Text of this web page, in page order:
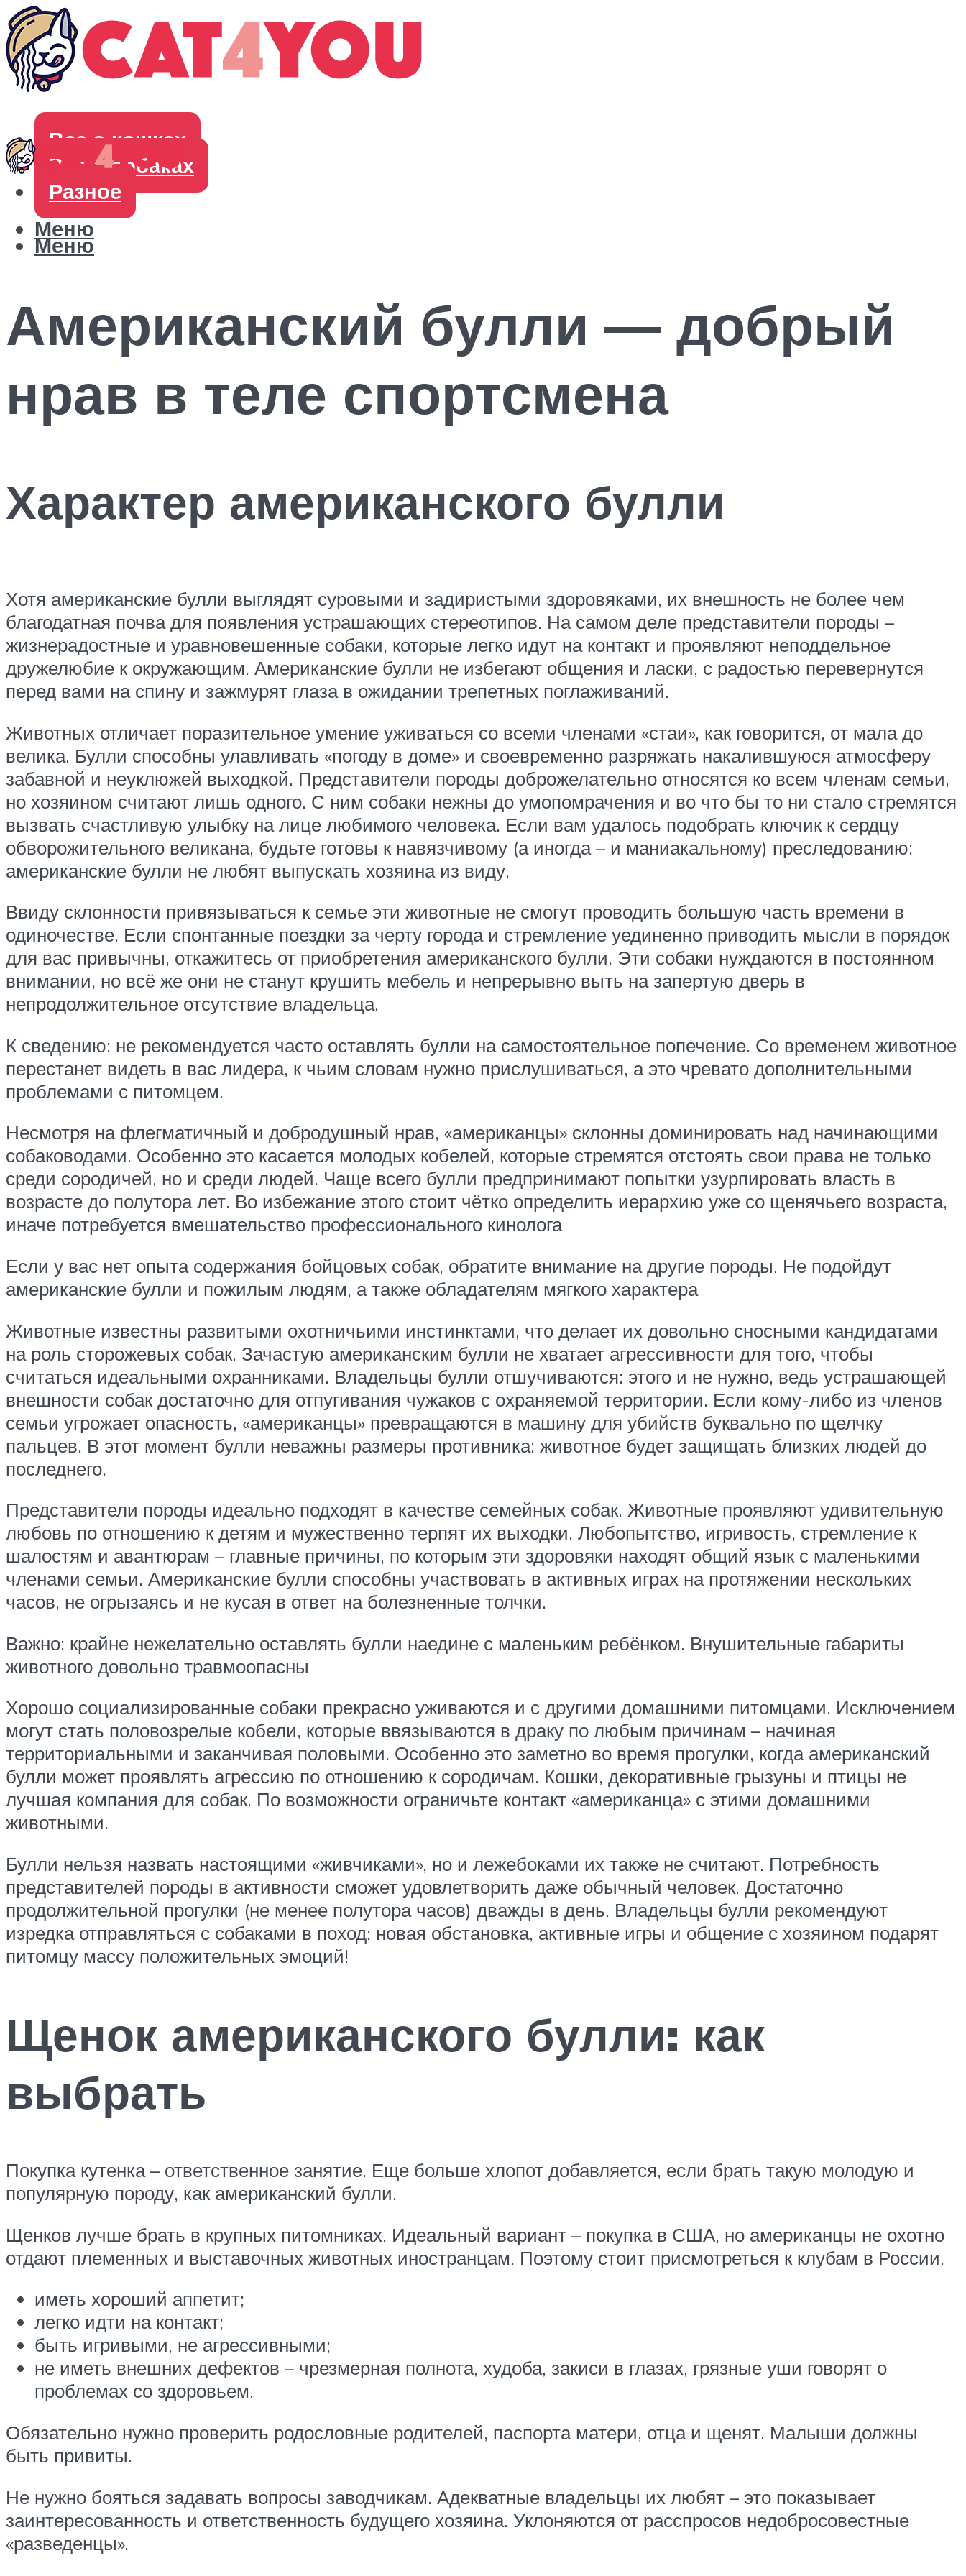
Все о кошках
Все о собаках
Разное
Меню
Меню
Американский булли — добрый
нрав в теле спортсмена
Характер американского булли
Хотя американские булли выглядят суровыми и задиристыми здоровяками, их внешность не более чем
благодатная почва для появления устрашающих стереотипов. На самом деле представители породы –
жизнерадостные и уравновешенные собаки, которые легко идут на контакт и проявляют неподдельное
дружелюбие к окружающим. Американские булли не избегают общения и ласки, с радостью перевернутся
перед вами на спину и зажмурят глаза в ожидании трепетных поглаживаний.
Животных отличает поразительное умение уживаться со всеми членами «стаи», как говорится, от мала до
велика. Булли способны улавливать «погоду в доме» и своевременно разряжать накалившуюся атмосферу
забавной и неуклюжей выходкой. Представители породы доброжелательно относятся ко всем членам семьи,
но хозяином считают лишь одного. С ним собаки нежны до умопомрачения и во что бы то ни стало стремятся
вызвать счастливую улыбку на лице любимого человека. Если вам удалось подобрать ключик к сердцу
обворожительного великана, будьте готовы к навязчивому (а иногда – и маниакальному) преследованию:
американские булли не любят выпускать хозяина из виду.
Ввиду склонности привязываться к семье эти животные не смогут проводить большую часть времени в
одиночестве. Если спонтанные поездки за черту города и стремление уединенно приводить мысли в порядок
для вас привычны, откажитесь от приобретения американского булли. Эти собаки нуждаются в постоянном
внимании, но всё же они не станут крушить мебель и непрерывно выть на запертую дверь в
непродолжительное отсутствие владельца.
К сведению: не рекомендуется часто оставлять булли на самостоятельное попечение. Со временем животное
перестанет видеть в вас лидера, к чьим словам нужно прислушиваться, а это чревато дополнительными
проблемами с питомцем.
Несмотря на флегматичный и добродушный нрав, «американцы» склонны доминировать над начинающими
собаководами. Особенно это касается молодых кобелей, которые стремятся отстоять свои права не только
среди сородичей, но и среди людей. Чаще всего булли предпринимают попытки узурпировать власть в
возрасте до полутора лет. Во избежание этого стоит чётко определить иерархию уже со щенячьего возраста,
иначе потребуется вмешательство профессионального кинолога
Если у вас нет опыта содержания бойцовых собак, обратите внимание на другие породы. Не подойдут
американские булли и пожилым людям, а также обладателям мягкого характера
Животные известны развитыми охотничьими инстинктами, что делает их довольно сносными кандидатами
на роль сторожевых собак. Зачастую американским булли не хватает агрессивности для того, чтобы
считаться идеальными охранниками. Владельцы булли отшучиваются: этого и не нужно, ведь устрашающей
внешности собак достаточно для отпугивания чужаков с охраняемой территории. Если кому-либо из членов
семьи угрожает опасность, «американцы» превращаются в машину для убийств буквально по щелчку
пальцев. В этот момент булли неважны размеры противника: животное будет защищать близких людей до
последнего.
Представители породы идеально подходят в качестве семейных собак. Животные проявляют удивительную
любовь по отношению к детям и мужественно терпят их выходки. Любопытство, игривость, стремление к
шалостям и авантюрам – главные причины, по которым эти здоровяки находят общий язык с маленькими
членами семьи. Американские булли способны участвовать в активных играх на протяжении нескольких
часов, не огрызаясь и не кусая в ответ на болезненные толчки.
Важно: крайне нежелательно оставлять булли наедине с маленьким ребёнком. Внушительные габариты
животного довольно травмоопасны
Хорошо социализированные собаки прекрасно уживаются и с другими домашними питомцами. Исключением
могут стать половозрелые кобели, которые ввязываются в драку по любым причинам – начиная
территориальными и заканчивая половыми. Особенно это заметно во время прогулки, когда американский
булли может проявлять агрессию по отношению к сородичам. Кошки, декоративные грызуны и птицы не
лучшая компания для собак. По возможности ограничьте контакт «американца» с этими домашними
животными.
Булли нельзя назвать настоящими «живчиками», но и лежебоками их также не считают. Потребность
представителей породы в активности сможет удовлетворить даже обычный человек. Достаточно
продолжительной прогулки (не менее полутора часов) дважды в день. Владельцы булли рекомендуют
изредка отправляться с собаками в поход: новая обстановка, активные игры и общение с хозяином подарят
питомцу массу положительных эмоций!
Щенок американского булли: как
выбрать
Покупка кутенка – ответственное занятие. Еще больше хлопот добавляется, если брать такую молодую и
популярную породу, как американский булли.
Щенков лучше брать в крупных питомниках. Идеальный вариант – покупка в США, но американцы не охотно
отдают племенных и выставочных животных иностранцам. Поэтому стоит присмотреться к клубам в России.
иметь хороший аппетит;
легко идти на контакт;
быть игривыми, не агрессивными;
не иметь внешних дефектов – чрезмерная полнота, худоба, закиси в глазах, грязные уши говорят о
проблемах со здоровьем.
Обязательно нужно проверить родословные родителей, паспорта матери, отца и щенят. Малыши должны
быть привиты.
Не нужно бояться задавать вопросы заводчикам. Адекватные владельцы их любят – это показывает
заинтересованность и ответственность будущего хозяина. Уклоняются от расспросов недобросовестные
«разведенцы».